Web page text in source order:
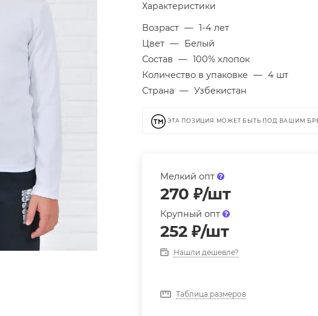
Характеристики
Возраст — 1-4 лет
Цвет — Белый
Состав — 100% хлопок
Количество в упаковке — 4 шт
Страна — Узбекистан
ЭТА ПОЗИЦИЯ МОЖЕТ БЫТЬ ПОД ВАШИМ
Мелкий опт
270 ₽/шт
Крупный опт
252 ₽/шт
Нашли дешевле?
Таблица размеров